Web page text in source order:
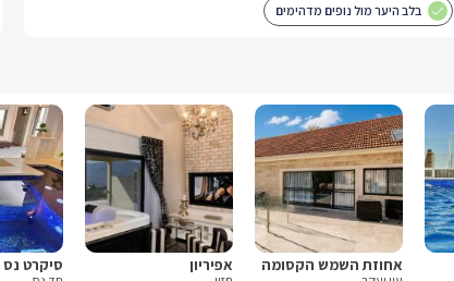
בלב היער מול נופים מדהימים
אחוזת השמש הקסומה אפיריון סיקרט נס